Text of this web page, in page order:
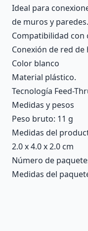
Ideal para
de muros y paredes.
Compatibilidad con
Conexión de red de
Color blanco
Material plástico.
Tecnología Feed-
Medidas y pesos
Peso bruto: 11 g
Medidas del
2.0 x 4.0 x 2.0 cm
Número de
Medidas del